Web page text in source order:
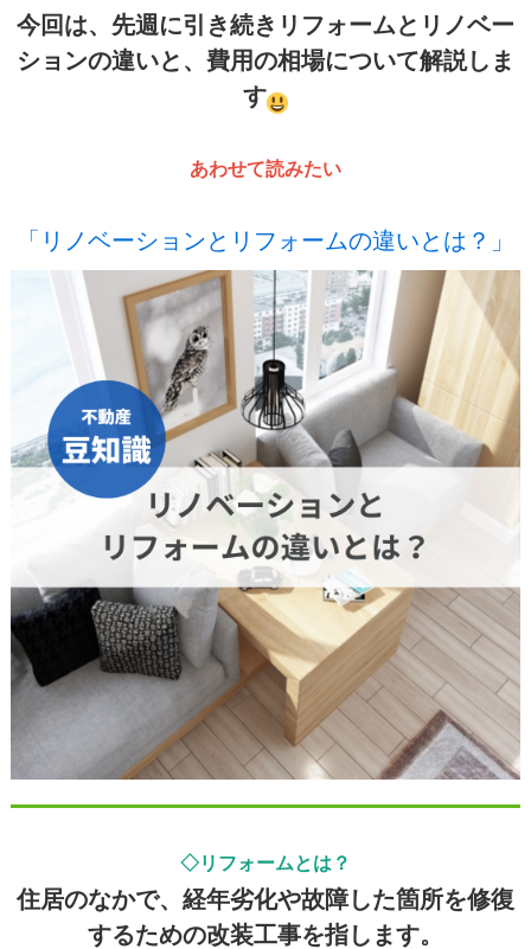
今回は、先週に引き続きリフォームとリノベー
ションの違いと、費用の相場について解説しま
す
あわせて読みたい
「リノベーションとリフォームの違いとは？」
◇リフォームとは？
住居のなかで、経年劣化や故障した箇所を修復
するための改装工事を指します。